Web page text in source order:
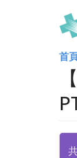
首